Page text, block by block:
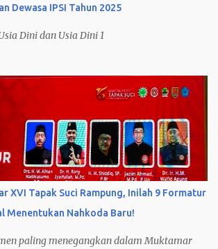
Dewasa IPSI Tahun 2025
Dini dan Usia Dini 1
XVI Tapak Suci Rampung, Inilah 9 Formatur
Menentukan Nahkoda Baru!
paling menegangkan dalam Muktamar